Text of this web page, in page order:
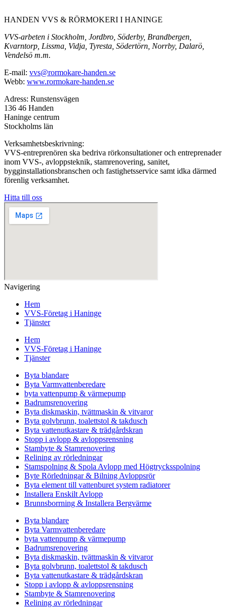
HANDEN VVS & RÖRMOKERI I HANINGE
VVS-arbeten i Stockholm, Jordbro, Söderby, Brandbergen,
Kvarntorp, Lissma, Vidja, Tyresta, Södertörn, Norrby, Dalarö,
Vendelsö m.m.
E-mail: vvs@rormokare-handen.se
Webb: www.rormokare-handen.se
Adress: Runstensvägen
136 46 Handen
Haninge centrum
Stockholms län
Verksamhetsbeskrivning:
VVS-entreprenören ska bedriva rörkonsultationer och entreprenader
inom VVS-, avloppsteknik, stamrenovering, sanitet,
bygginstallationsbranschen och fastighetsservice samt idka därmed
förenlig verksamhet.
Hitta till oss
Navigering
Hem
VVS-Företag i Haninge
Tjänster
Hem
VVS-Företag i Haninge
Tjänster
Byta blandare
Byta Varmvattenberedare
byta vattenpump & värmepump
Badrumsrenovering
Byta diskmaskin, tvättmaskin & vitvaror
Byta golvbrunn, toalettstol & takdusch
Byta vattenutkastare & trädgårdskran
Stopp i avlopp & avloppsrensning
Stambyte & Stamrenovering
Relining av rörledningar
Stamspolning & Spola Avlopp med Högtrycksspolning
Byte Rörledningar & Bilning Avloppsrör
Byta element till vattenburet system radiatorer
Installera Enskilt Avlopp
Brunnsborrning & Installera Bergvärme
Byta blandare
Byta Varmvattenberedare
byta vattenpump & värmepump
Badrumsrenovering
Byta diskmaskin, tvättmaskin & vitvaror
Byta golvbrunn, toalettstol & takdusch
Byta vattenutkastare & trädgårdskran
Stopp i avlopp & avloppsrensning
Stambyte & Stamrenovering
Relining av rörledningar